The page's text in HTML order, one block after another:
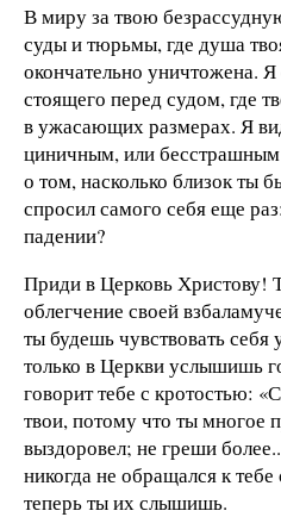
В миру за твою
суды и тюрьмы, где душа
окончательно уничтожена.
стоящего перед судом, где
в ужасающих размерах. Я
циничным, или бесстрашным
о том, насколько близок ты
спросил самого себя еще
падении?
Приди в Церковь Христову!
облегчение своей
ты будешь чувствовать себя
только в Церкви услышишь
говорит тебе с кротостью:
твои, потому что ты многое
выздоровел; не греши
никогда не обращался к
теперь ты их слышишь.